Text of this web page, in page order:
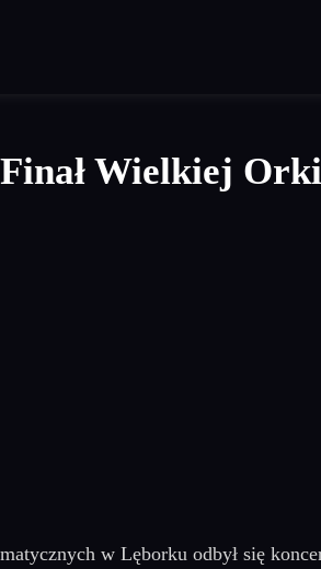
Wielkiej
w Lęborku odbył się